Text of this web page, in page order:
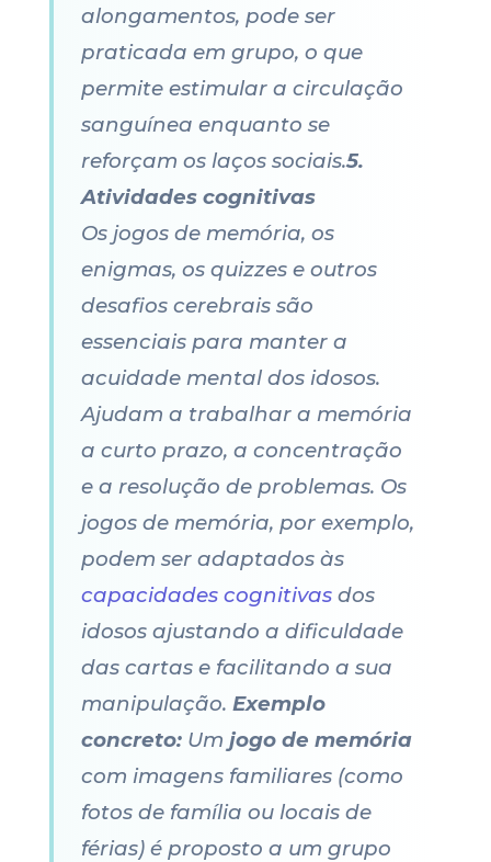
alongamentos, pode ser
praticada em grupo, o que
permite estimular a circulação
sanguínea enquanto se
reforçam os laços sociais.5.
Atividades cognitivas
Os jogos de memória, os
enigmas, os quizzes e outros
desafios cerebrais são
essenciais para manter a
acuidade mental dos idosos.
Ajudam a trabalhar a memória
a curto prazo, a concentração
e a resolução de problemas. Os
jogos de memória, por exemplo,
podem ser adaptados às
capacidades cognitivasdos
idosos ajustando a dificuldade
das cartas e facilitando a sua
manipulação. Exemplo
concreto:Um jogo de memória
com imagens familiares (como
fotos de família ou locais de
férias) é proposto a um grupo